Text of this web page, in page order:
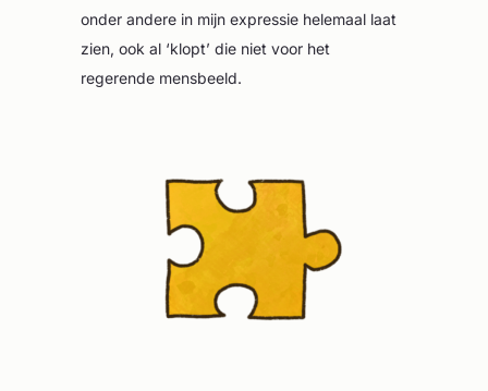
onder andere in mijn expressie helemaal laat
zien, ook al ‘klopt’ die niet voor het
regerende mensbeeld.